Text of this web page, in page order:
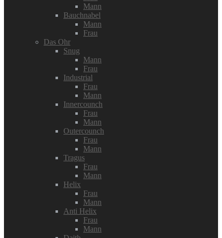
Mann
Bauchnabel
Mann
Frau
Das Ohr
Snug
Mann
Frau
Industrial
Frau
Mann
Innercounch
Frau
Mann
Outercounch
Frau
Mann
Tragus
Frau
Mann
Helix
Frau
Mann
Anti Helix
Frau
Mann